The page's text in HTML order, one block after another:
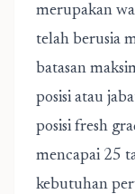
merupakan
telah berusia
batasan
posisi atau
posisi fresh
mencapai 25
kebutuhan